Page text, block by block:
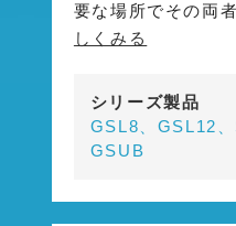
要な場所でその両
しくみる
シリーズ製品
GSL8、GSL12
GSUB